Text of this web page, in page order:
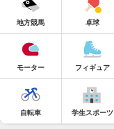
地方競馬 卓球
モーター フィギュア
自転車 学生スポーツ